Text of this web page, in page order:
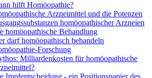
hilft Homöopathie?
Arzneimittel und die Potenzen
homöopathischer Arzneien
homöopathische Behandlung
darf homöopathisch behandeln
Forschung
Milliardenkosten für homöopathische
Impfentscheidung - ein Positionspapier des